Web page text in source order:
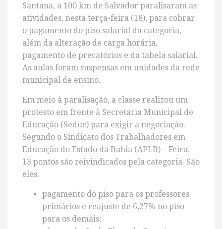
Santana, a 100 km de Salvador paralisaram as
atividades, nesta terça-feira (18), para cobrar
o pagamento do piso salarial da categoria,
além da alteração de carga horária,
pagamento de precatórios e da tabela salarial.
As aulas foram suspensas em unidades da rede
municipal de ensino.
Em meio à paralisação, a classe realizou um
protesto em frente à Secretaria Municipal de
Educação (Seduc) para exigir a negociação.
Segundo o Sindicato dos Trabalhadores em
Educação do Estado da Bahia (APLB) – Feira,
13 pontos são reivindicados pela categoria. São
eles:
pagamento do piso para os professores
primários e reajuste de 6,27% no piso
para os demais;